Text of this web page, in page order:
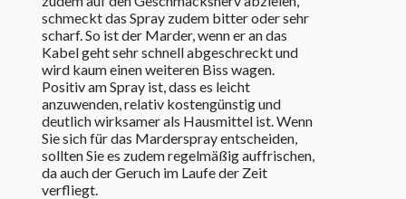
schmeckt das Spray zudem bitter oder sehr
scharf. So ist der Marder, wenn er an das
Kabel geht sehr schnell abgeschreckt und
wird kaum einen weiteren Biss wagen.
Positiv am Spray ist, dass es leicht
anzuwenden, relativ kostengünstig und
deutlich wirksamer als Hausmittel ist. Wenn
Sie sich für das Marderspray entscheiden,
sollten Sie es zudem regelmäßig auffrischen,
da auch der Geruch im Laufe der Zeit
verfliegt.